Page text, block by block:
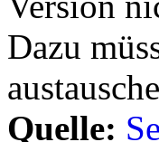
Dazu
Quelle: